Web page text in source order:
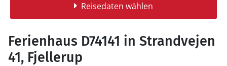
Reisedaten wählen
Ferienhaus D74141 in Strandvejen
41, Fjellerup